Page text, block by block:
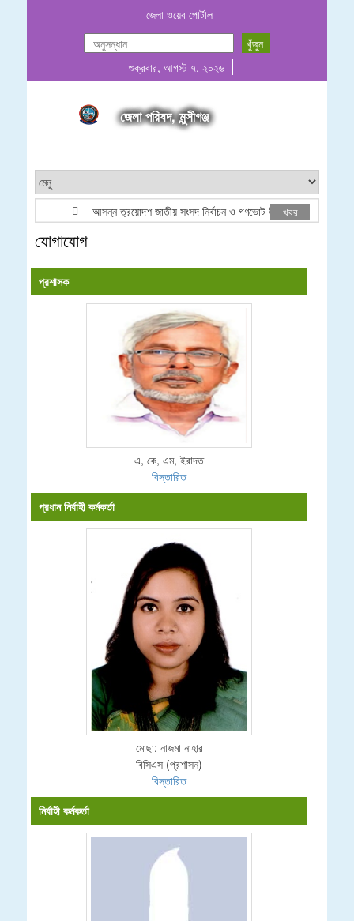
জেলা ওয়েব পোর্টাল
শুক্রবার, আগস্ট ৭, ২০২৬
জেলা পরিষদ, মুন্সীগঞ্জ
আসন্ন ত্রয়োদশ জাতীয় সংসদ নির্বাচন ও গণভোট উপলক্ষে লোগো ব্যবহার
খবর
যোগাযোগ
প্রশাসক
এ, কে, এম, ইরাদত
বিস্তারিত
প্রধান নির্বাহী কর্মকর্তা
মোছা: নাজমা নাহার
বিসিএস (প্রশাসন)
বিস্তারিত
নির্বাহী কর্মকর্তা